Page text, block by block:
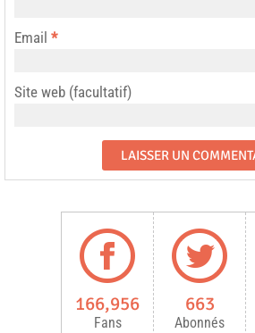
Email *
Site web (facultatif)
166,956
Fans
663
Abonnés